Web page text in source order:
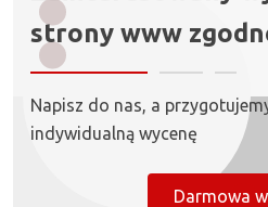
strony www
Napisz do nas, a
indywidualną wycenę
Darmowa